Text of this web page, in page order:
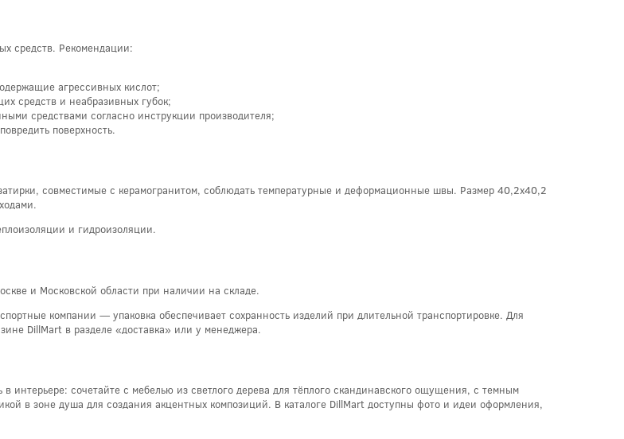
средств. Рекомендации:
агрессивных кислот;
средств и неабразивных губок;
средствами согласно инструкции производителя;
поверхность.
совместимые с керамогранитом, соблюдать температурные и деформационные швы. Размер 40,2x40,2
и гидроизоляции.
и Московской области при наличии на складе.
компании — упаковка обеспечивает сохранность изделий при длительной транспортировке. Для
DillMart в разделе «доставка» или у менеджера.
интерьере: сочетайте с мебелью из светлого дерева для тёплого скандинавского ощущения, с темным
в зоне душа для создания акцентных композиций. В каталоге DillMart доступны фото и идеи оформления,